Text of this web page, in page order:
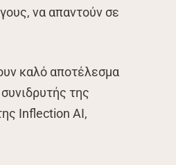
να απαντούν σε
καλό αποτέλεσμα
της
Inflection AI,